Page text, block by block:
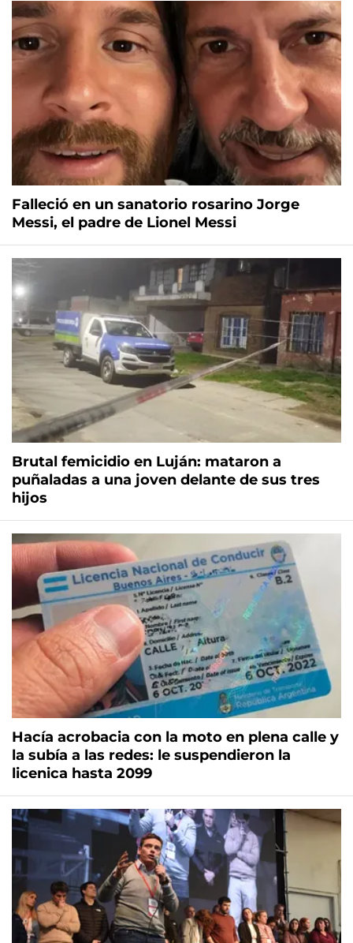
Falleció en un sanatorio rosarino Jorge
Messi, el padre de Lionel Messi
Brutal femicidio en Luján: mataron a
puñaladas a una joven delante de sus tres
hijos
Hacía acrobacia con la moto en plena calle y
la subía a las redes: le suspendieron la
licenica hasta 2099